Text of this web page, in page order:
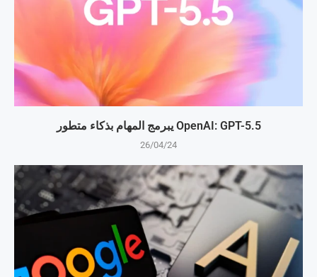
OpenAI: GPT-5.5 يبرمج المهام بذكاء متطور
26/04/24